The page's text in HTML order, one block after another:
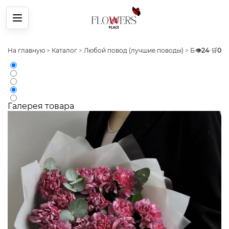
Меню
На главную > Каталог > Любой повод (лучшие поводы) > Без повода
👁️24• 🛒0
Галерея товара